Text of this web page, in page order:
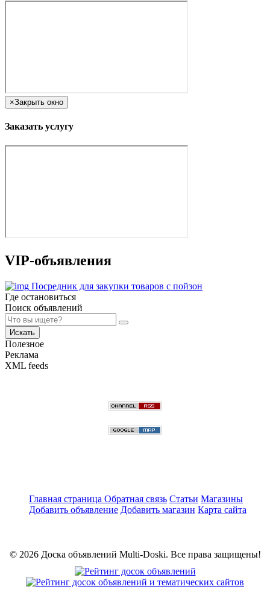
×Закрыть окно
Заказать услугу
VIP-объявления
Посредник для закупки товаров с пойзон
Где остановиться
Поиск объявлений
Искать
Полезное
Реклама
XML feeds
Главная страница Обратная связь Статьи Магазины
Добавить объявление Добавить магазин Карта сайта
© 2026 Доска объявлений Multi-Doski. Все права защищены!